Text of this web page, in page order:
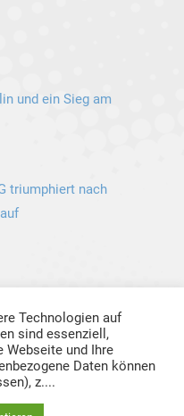
und ein Sieg am
triumphiert nach
Technologien auf
sind essenziell,
Webseite und Ihre
Daten können
z....